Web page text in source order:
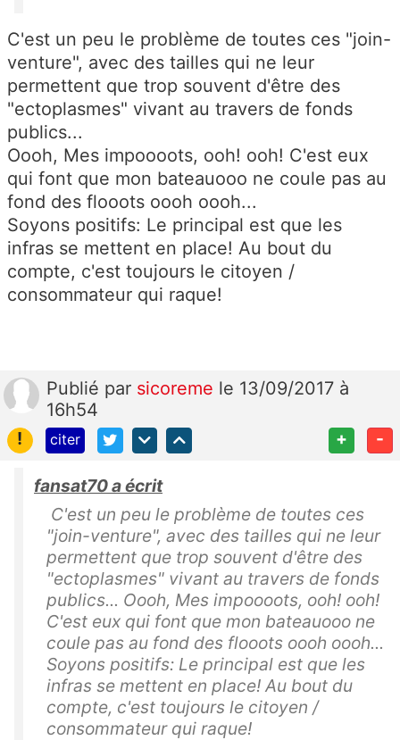
C'est un peu le problème de toutes ces "join-
venture", avec des tailles qui ne leur
permettent que trop souvent d'être des
"ectoplasmes" vivant au travers de fonds
publics...
Oooh, Mes impoooots, ooh! ooh! C'est eux
qui font que mon bateauooo ne coule pas au
fond des flooots oooh oooh...
Soyons positifs: Le principal est que les
infras se mettent en place! Au bout du
compte, c'est toujours le citoyen /
consommateur qui raque!
Publié par sicoreme le 13/09/2017 à
16h54
!
citer + -
fansat70 a écrit
C'est un peu le problème de toutes ces
"join-venture", avec des tailles qui ne leur
permettent que trop souvent d'être des
"ectoplasmes" vivant au travers de fonds
publics... Oooh, Mes impoooots, ooh! ooh!
C'est eux qui font que mon bateauooo ne
coule pas au fond des flooots oooh oooh...
Soyons positifs: Le principal est que les
infras se mettent en place! Au bout du
compte, c'est toujours le citoyen /
consommateur qui raque!